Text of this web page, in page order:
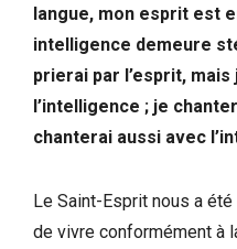
langue, mon esprit est
intelligence demeure
prierai par l’esprit,
l’intelligence ; je
chanterai aussi avec
Le Saint-Esprit nous a
de vivre conformément à